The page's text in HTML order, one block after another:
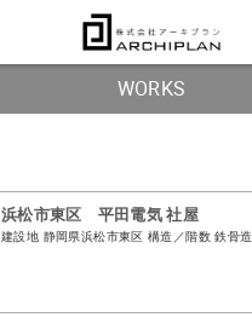
WORKS
浜松市東区 平田電気 社屋